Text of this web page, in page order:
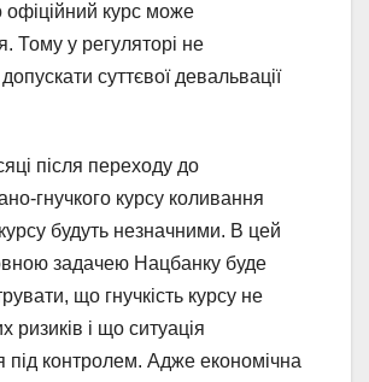
курс може
Тому у регуляторі не
суттєвої девальвації
після переходу до
гнучкого курсу коливання
будуть незначними. В цей
задачею Нацбанку буде
що гнучкість курсу не
ризиків і що ситуація
під контролем. Адже економічна